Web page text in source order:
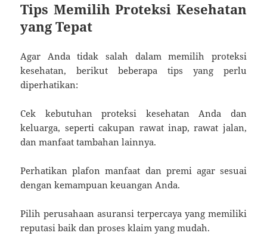
Tips Memilih Proteksi Kesehatan
yang Tepat
Agar Anda tidak salah dalam memilih proteksi
kesehatan, berikut beberapa tips yang perlu
diperhatikan:
Cek kebutuhan proteksi kesehatan Anda dan
keluarga, seperti cakupan rawat inap, rawat jalan,
dan manfaat tambahan lainnya.
Perhatikan plafon manfaat dan premi agar sesuai
dengan kemampuan keuangan Anda.
Pilih perusahaan asuransi terpercaya yang memiliki
reputasi baik dan proses klaim yang mudah.